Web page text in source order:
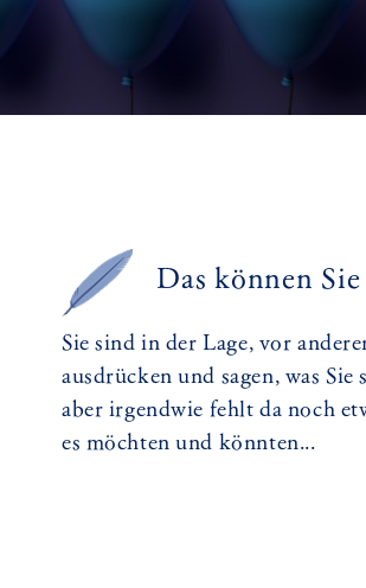
Das können
Sie sind in der Lage, vor
ausdrücken und sagen, was
aber irgendwie fehlt da noch
es möchten und könnten...